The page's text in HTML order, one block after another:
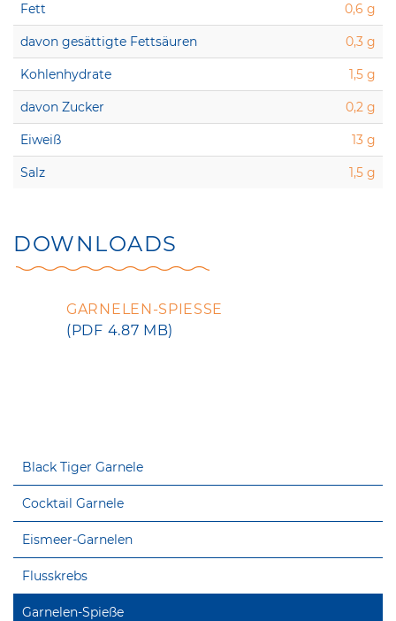
Fett 0,6 g
davon gesättigte Fettsäuren 0,3 g
Kohlenhydrate 1,5 g
davon Zucker 0,2 g
Eiweiß 13 g
Salz 1,5 g
DOWNLOADS
GARNELEN-SPIESSE
(PDF 4.87 MB)
Black Tiger Garnele
Cocktail Garnele
Eismeer-Garnelen
Flusskrebs
Garnelen-Spieße